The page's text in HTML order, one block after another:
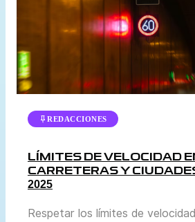
REDACCIONES
LÍMITES DE VELOCIDAD
CARRETERAS Y
2025
Respetar los límites de